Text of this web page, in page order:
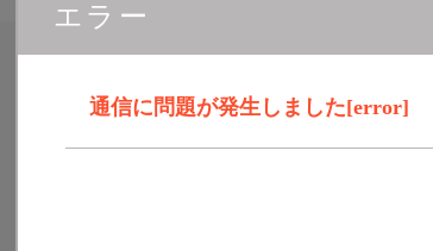
エラー
通信に問題が発生しました[error]